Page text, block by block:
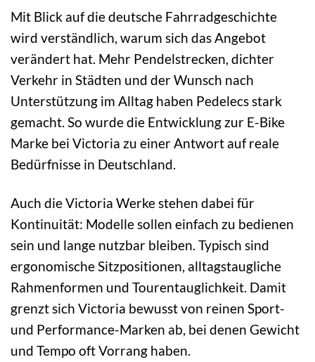
Mit Blick auf die deutsche Fahrradgeschichte
wird verständlich, warum sich das Angebot
verändert hat. Mehr Pendelstrecken, dichter
Verkehr in Städten und der Wunsch nach
Unterstützung im Alltag haben Pedelecs stark
gemacht. So wurde die Entwicklung zur E-Bike
Marke bei Victoria zu einer Antwort auf reale
Bedürfnisse in Deutschland.
Auch die Victoria Werke stehen dabei für
Kontinuität: Modelle sollen einfach zu bedienen
sein und lange nutzbar bleiben. Typisch sind
ergonomische Sitzpositionen, alltagstaugliche
Rahmenformen und Tourentauglichkeit. Damit
grenzt sich Victoria bewusst von reinen Sport-
und Performance-Marken ab, bei denen Gewicht
und Tempo oft Vorrang haben.